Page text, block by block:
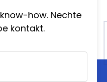
how. Nechte
kontakt.